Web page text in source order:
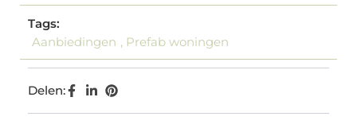
Tags:
Aanbiedingen , Prefab woningen
Delen: